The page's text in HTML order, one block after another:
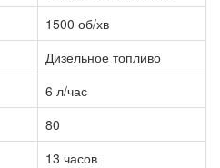
1500 об/хв
Дизельное топливо
6 л/час
80
13 часов